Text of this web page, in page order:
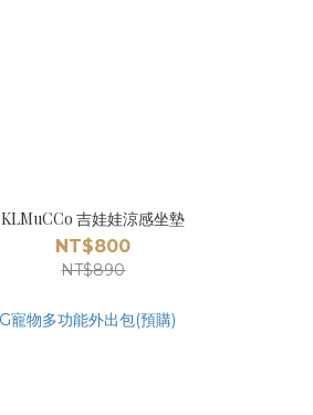
KLMuCCo 吉娃娃涼感坐墊
NT$800
NT$890